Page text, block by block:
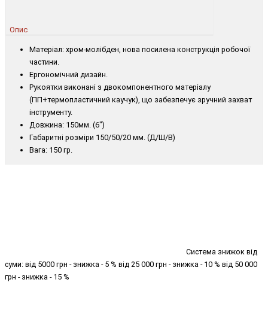
Опис
Матеріал: хром-молібден, нова посилена конструкція робочої
частини.
Ергономічний дизайн.
Рукоятки виконані з двокомпонентного матеріалу
(ПП+термопластичний каучук), що забезпечує зручний захват
інструменту.
Довжина: 150мм. (6")
Габаритні розміри 150/50/20 мм. (Д/Ш/В)
Вага: 150 гр.
Система знижок від
суми: від 5000 грн - знижка - 5 % від 25 000 грн - знижка - 10 % від 50 000
грн - знижка - 15 %